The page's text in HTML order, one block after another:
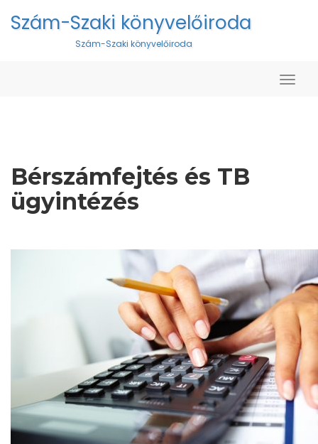
Szám-Szaki könyvelőiroda
Szám-Szaki könyvelőiroda
Bérszámfejtés és TB
ügyintézés